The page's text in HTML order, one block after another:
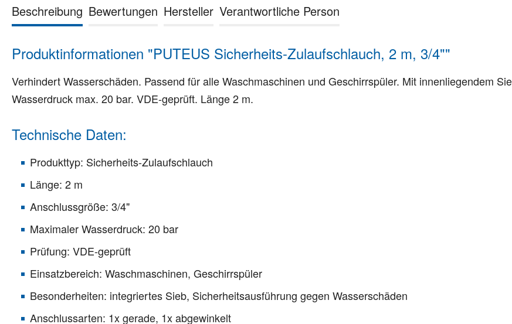
Beschreibung Bewertungen Hersteller Verantwortliche Person
Produktinformationen "PUTEUS Sicherheits-Zulaufschlauch, 2 m, 3/4""
Verhindert Wasserschäden. Passend für alle Waschmaschinen und Geschirrspüler. Mit innenliegendem
Wasserdruck max. 20 bar. VDE-geprüft. Länge 2 m.
Technische Daten:
Produkttyp: Sicherheits-Zulaufschlauch
Länge: 2 m
Anschlussgröße: 3/4"
Maximaler Wasserdruck: 20 bar
Prüfung: VDE-geprüft
Einsatzbereich: Waschmaschinen, Geschirrspüler
Besonderheiten: integriertes Sieb, Sicherheitsausführung gegen Wasserschäden
Anschlussarten: 1x gerade, 1x abgewinkelt